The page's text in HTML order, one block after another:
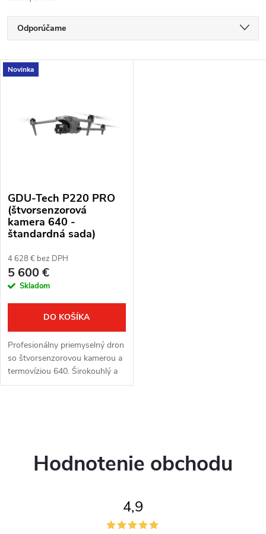
R
a
d
e
p
r
o
d
k
t
Odporúčame
Najdrahšie
Abecedne
V
p
r
o
d
u
k
t
o
Novinka
GDU-Tech P220 PRO
(štvorsenzorová
kamera 640 -
štandardná sada)
4 628 € bez DPH
5 600 €
Skladom
DO KOŠÍKA
Profesionálny priemyselný dron
so štvorsenzorovou kamerou a
termovíziou 640. Širokouhlý a
teleobjektív 48 MP, 10× optický
Hodnotenie obchodu
4,9